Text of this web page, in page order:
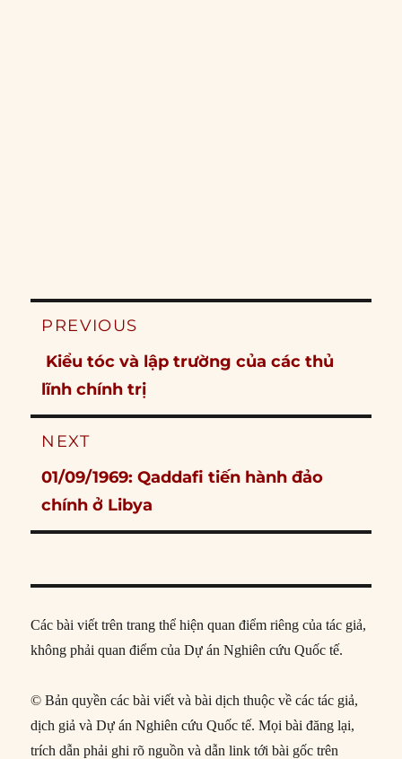
Post
PREVIOUS
Previous
post:
Kiểu tóc và lập trường của các thủ
lĩnh chính trị
NEXT
Next
post:
01/09/1969: Qaddafi tiến hành đảo
chính ở Libya
Các bài viết trên trang thể hiện quan điểm riêng của tác giả,
không phải quan điểm của Dự án Nghiên cứu Quốc tế.
© Bản quyền các bài viết và bài dịch thuộc về các tác giả,
dịch giả và Dự án Nghiên cứu Quốc tế. Mọi bài đăng lại,
trích dẫn phải ghi rõ nguồn và dẫn link tới bài gốc trên